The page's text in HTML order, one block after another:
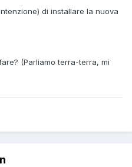
di installare la nuova
(Parliamo terra-terra, mi